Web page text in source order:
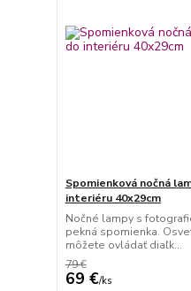
Spomienková nočná
interiéru 40x29cm
Nočné lampy s
pekná spomienka.
môžete ovládať diaľk...
79 €
69 €/ks